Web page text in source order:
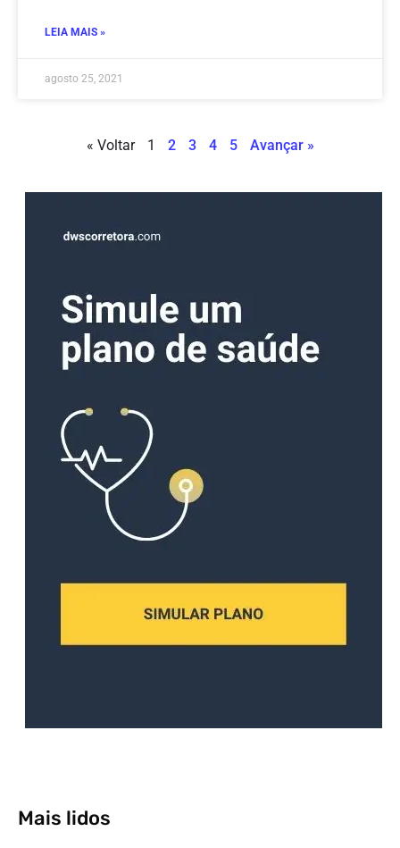
LEIA MAIS »
agosto 25, 2021
« Voltar 1 2 3 4 5 Avançar »
Mais lidos